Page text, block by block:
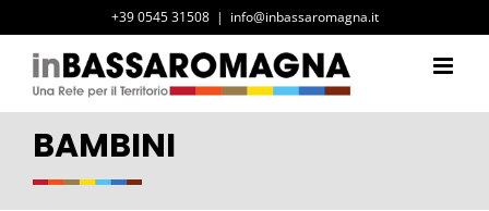
al
contenuto
+39 0545 31508 | info@inbassaromagna.it
BAMBINI